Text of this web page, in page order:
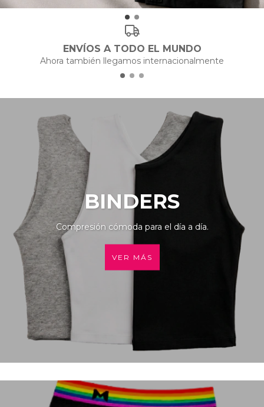
ENVÍOS A TODO EL MUNDO
Ahora también llegamos internacionalmente
BINDERS
Compresión cómoda para el día a día.
VER MÁS